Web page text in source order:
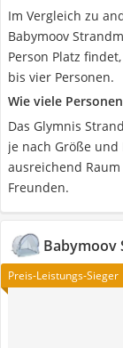
Im Vergleich zu
Babymoov
Person Platz
bis vier Personen.
Wie viele
Das Glymnis
je nach Größe
ausreichend
Freunden.
Babymoov
Preis-Leistungs-Sieger